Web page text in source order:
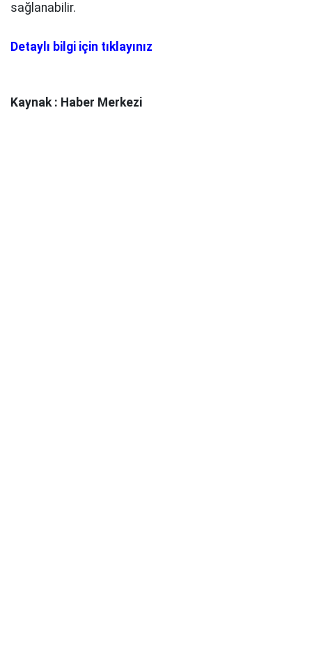
sağlanabilir.
Detaylı bilgi için tıklayınız
Kaynak : Haber Merkezi